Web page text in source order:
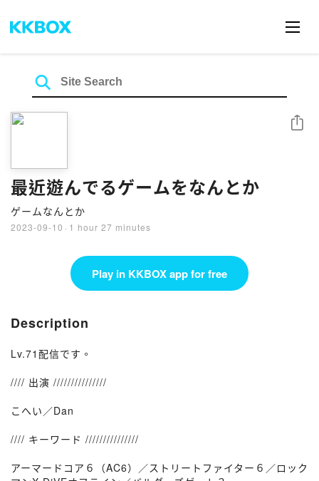
最近遊んでるゲームをなんとか
ゲームなんとか
2023-09-10 · 1 hour 27 minutes
Share
Play in KKBOX app for free
Description
Lv.71配信です。
//// 出演 ///////////////
こへい／Dan
//// キーワード ///////////////
アーマードコア６（AC6）／ストリートファイター６／ロック